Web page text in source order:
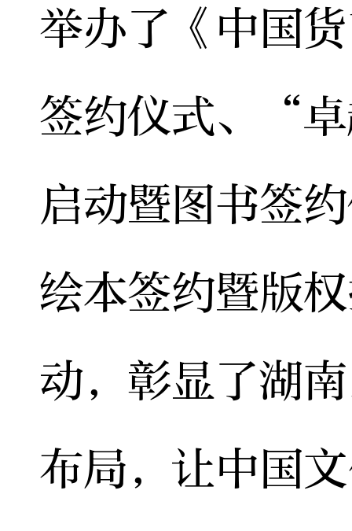
举办了《中国
签约仪式、“
启动暨图书签
绘本签约暨版
动，彰显了湖
布局，让中国